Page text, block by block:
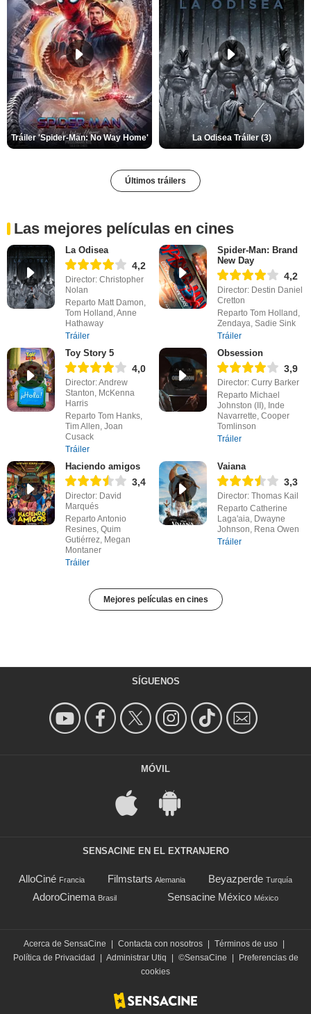
Tráiler 'Spider-Man: No Way Home' La Odisea Tráiler (3)
Últimos tráilers
Las mejores películas en cines
La Odisea
4,2
Director: Christopher
Nolan
Reparto Matt Damon,
Tom Holland, Anne
Hathaway
Tráiler
Spider-Man: Brand
New Day
4,2
Director: Destin Daniel
Cretton
Reparto Tom Holland,
Zendaya, Sadie Sink
Tráiler
Toy Story 5
4,0
Director: Andrew
Stanton, McKenna
Harris
Reparto Tom Hanks,
Tim Allen, Joan
Cusack
Tráiler
Obsession
3,9
Director: Curry Barker
Reparto Michael
Johnston (II), Inde
Navarrette, Cooper
Tomlinson
Tráiler
Haciendo amigos
3,4
Director: David
Marqués
Reparto Antonio
Resines, Quim
Gutiérrez, Megan
Montaner
Tráiler
Vaiana
3,3
Director: Thomas Kail
Reparto Catherine
Laga'aia, Dwayne
Johnson, Rena Owen
Tráiler
Mejores películas en cines
SÍGUENOS
MÓVIL
SENSACINE EN EL EXTRANJERO
AlloCiné Francia Filmstarts Alemania Beyazperde Turquía
AdoroCinema Brasil Sensacine México México
Acerca de SensaCine Contacta con nosotros Términos de uso
Política de Privacidad
Administrar Utiq ©SensaCine
Preferencias de
cookies